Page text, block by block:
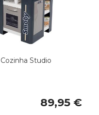
Cozinha Studio
89,95 €